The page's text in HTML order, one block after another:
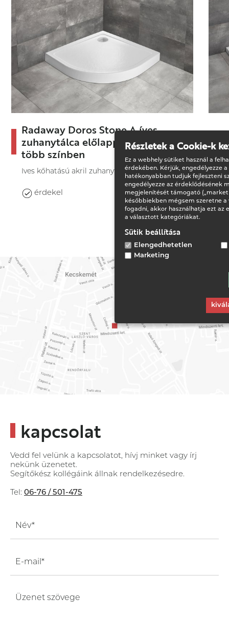
Radaway Doros Stone A íves
zuhanytálca előlappal/nélküle
több színben
Íves kőhatású akril zuhanytálca.
érdekel
kapcsolat
Vedd fel velünk a kapcsolatot, hívj minket vagy írj
nekünk üzenetet.
Segítőkész kollégáink állnak rendelkezésedre.
Tel: 06-76 / 501-475
Név*
E-mail*
Üzenet szövege
Részletek a Cookie-k
Ez a webhely sütiket használ a
érdekében. Kérjük, engedélyezze
hatékonyabban tudjuk fejleszteni
engedélyezze az érdeklődésének
megjelenítését támogató
későbbiekben mégsem szeretne
fogadni, akkor használhatja ezt az
a választott kategóriákat.
Sütik beállítása
Elengedhetetlen
Marketing